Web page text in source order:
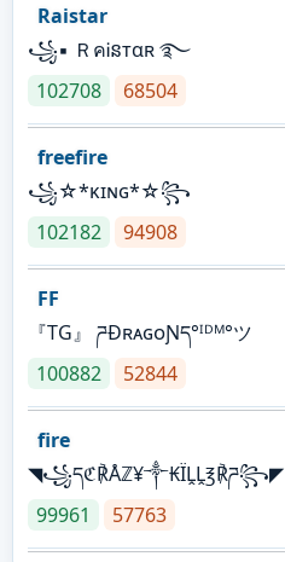
Raistar
꧁▪ ＲคᎥនтαʀ ࿐
102708
68504
freefire
꧁☆*κɪɴɢ*☆꧂
102182
94908
FF
『TG』 ཌĐʀᴀɢᴏƝད°ᴵᴰᴹ°ツ
100882
52844
fire
◥꧁དℭ℟Åℤ¥༒₭ÏḼḼ℥℟ཌ꧂◤
99961
57763